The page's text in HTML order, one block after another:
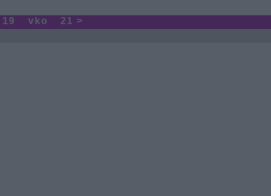
19 vko 21 >